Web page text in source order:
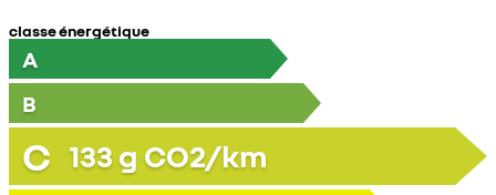
classe énergétique
A
B
C 133 g CO2/km